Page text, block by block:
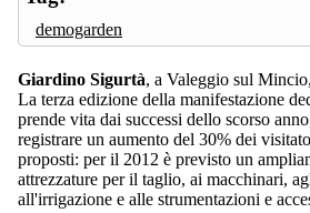
demogarden
Giardino Sigurtà, a Valeggio sul
La terza edizione della manifestazione
prende vita dai successi dello scorso
registrare un aumento del 30% dei
proposti: per il 2012 è previsto un
attrezzature per il taglio, ai macchinari,
all'irrigazione e alle strumentazioni e